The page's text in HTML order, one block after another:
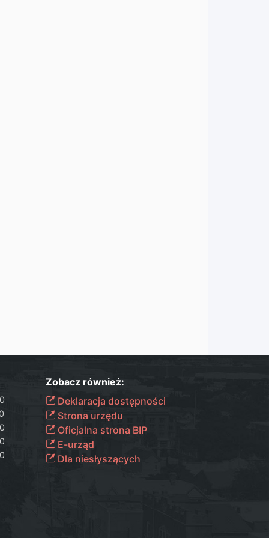
Zobacz również:
Deklaracja dostępności
Strona urzędu
Oficjalna strona BIP
E-urząd
Dla niesłyszących